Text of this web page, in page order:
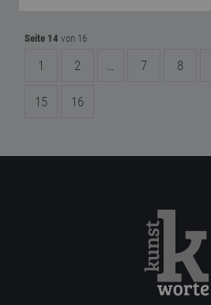
Seite 14 von 16
1 2 … 7 8
15 16